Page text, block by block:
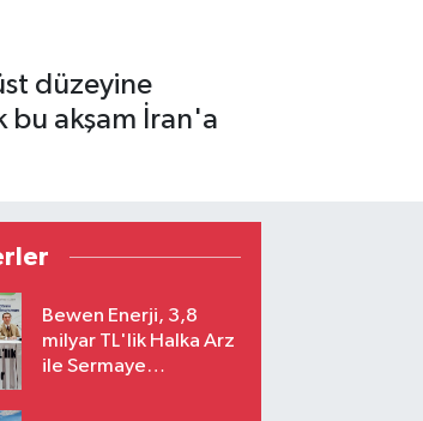
düzeyine
bu akşam İran'a
Bewen Enerji, 3,8
milyar TL'lik Halka Arz
ile Sermaye